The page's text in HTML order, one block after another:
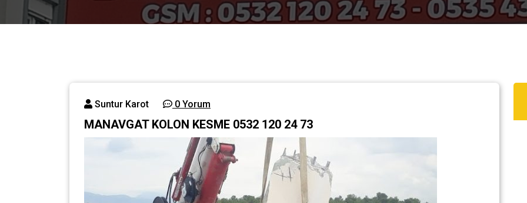
Suntur Karot 0 Yorum
MANAVGAT KOLON KESME 0532 120 24 73